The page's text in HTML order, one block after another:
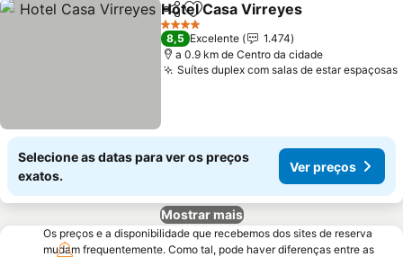
PartilharAdicionar aos favoritos
Hotel Casa Virreyes
4 Estrelas
8,5 Excelente
1.474
a 0.9 km de Centro da cidade
Suítes duplex com salas de estar espaçosas
Selecione as datas para ver os preços
exatos.
Ver preços
Mostrar mais
Os preços e a disponibilidade que recebemos dos sites de reserva
mudam frequentemente. Como tal, pode haver diferenças entre as